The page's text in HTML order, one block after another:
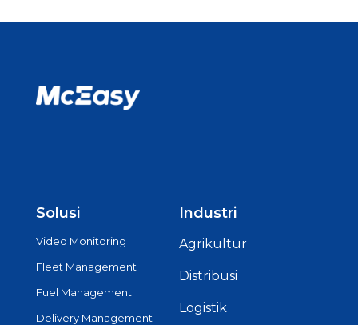
Solusi
Video Monitoring
Fleet Management
Fuel Management
Delivery Management
Industri
Agrikultur
Distribusi
Logistik